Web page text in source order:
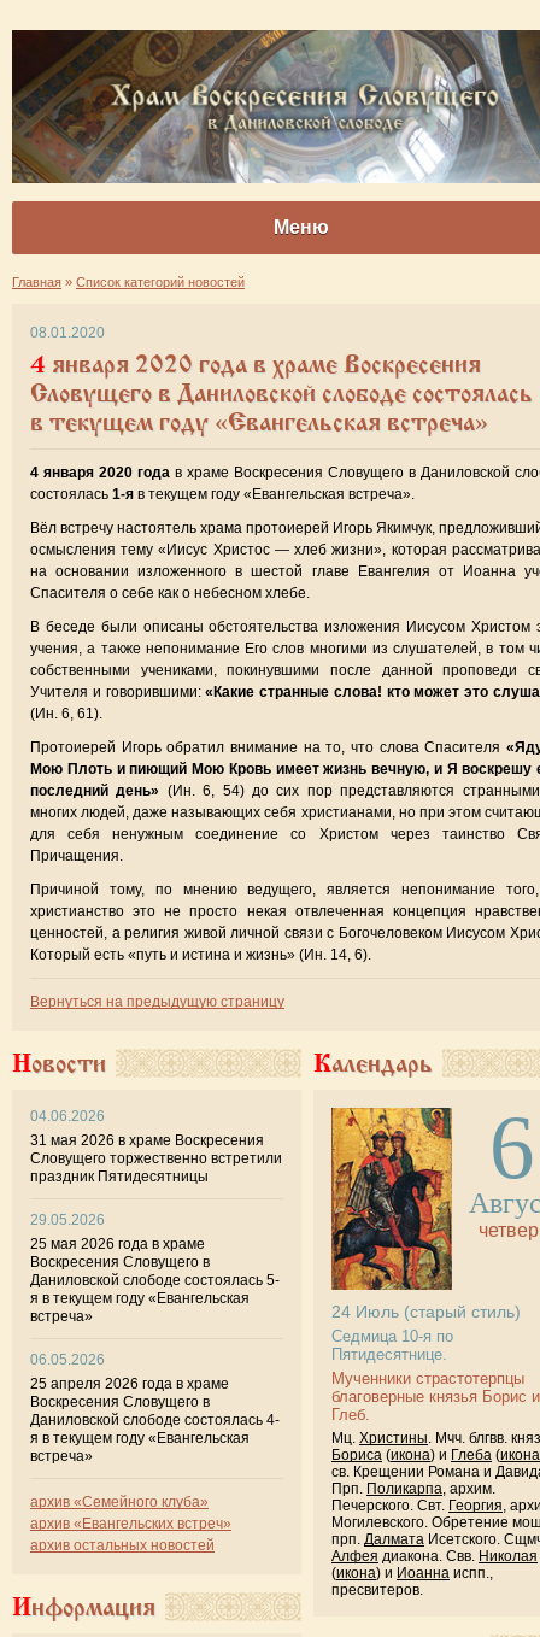
Меню
Главная » Список категорий новостей
08.01.2020
4 января 2020 года в храме Воскресения
Словущего в Даниловской слободе состоялась
в текущем году «Евангельская встреча»
4 января 2020 года в храме Воскресения Словущего в Даниловской
состоялась 1-я в текущем году «Евангельская встреча».
Вёл встречу настоятель храма протоиерей Игорь Якимчук,
осмысления тему «Иисус Христос — хлеб жизни», которая
на основании изложенного в шестой главе Евангелия от Иоанна
Спасителя о себе как о небесном хлебе.
В беседе были описаны обстоятельства изложения Иисусом Христом
учения, а также непонимание Его слов многими из слушателей, в том
собственными учениками, покинувшими после данной проповеди
Учителя и говорившими:«Какие странные слова! кто может это
(Ин. 6, 61).
Протоиерей Игорь обратил внимание на то, что слова Спасителя
Мою Плоть и пиющий Мою Кровь имеет жизнь вечную, и Я воскрешу
последний день» (Ин. 6, 54) до сих пор представляются
многих людей, даже называющих себя христианами, но при этом
для себя ненужным соединение со Христом через таинство
Причащения.
Причиной тому, по мнению ведущего, является непонимание
христианство это не просто некая отвлеченная концепция
ценностей, а религия живой личной связи с Богочеловеком Иисусом
Который есть «путь и истина и жизнь» (Ин. 14, 6).
Вернуться на предыдущую страницу
Новости
04.06.2026
31 мая 2026 в храме Воскресения
Словущего торжественно встретили
праздник Пятидесятницы
29.05.2026
25 мая 2026 года в храме
Воскресения Словущего в
Даниловской слободе состоялась 5-
я в текущем году «Евангельская
встреча»
06.05.2026
25 апреля 2026 года в храме
Воскресения Словущего в
Даниловской слободе состоялась 4-
я в текущем году «Евангельская
встреча»
архив «Семейного клуба»
архив «Евангельских встреч»
архив остальных новостей
Информация
Календарь
6
24 Июль (старый стиль)
Седмица 10-я по
Пятидесятнице.
Мученники страстотерпцы
благоверные князья Борис и
Глеб.
Мц. Христины . Мчч. блгвв.
Бориса (икона) и Глеба (икона
св. Крещении Романа и
Прп. Поликарпа , архим.
Печерского. Свт. Георгия ,
Могилевского. Обретение
прп. Далмата Исетского.
Алфея диакона. Свв. Николая
(икона) и Иоанна испп.,
пресвитеров.